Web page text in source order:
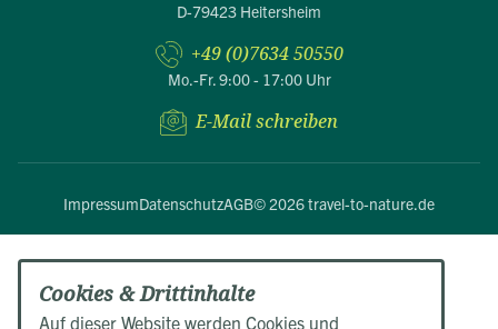
D-79423 Heitersheim
+49 (0)7634 50550
Mo.-Fr. 9:00 - 17:00 Uhr
E-Mail schreiben
ImpressumDatenschutzAGB© 2026 travel-to-nature.de
Cookies & Drittinhalte
Auf dieser Website werden Cookies und